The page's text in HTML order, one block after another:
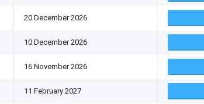
20 December 2026
10 December 2026
16 November 2026
11 February 2027